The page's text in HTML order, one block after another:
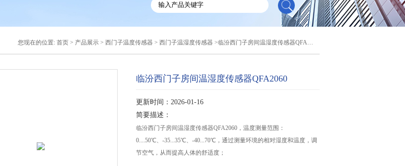
您现在的位置: 首页 > 产品展示 > 西门子温度传感器 > 西门子温湿度传感器 >临汾西门子房间温湿度传感器QFA2060
临汾西门子房间温湿度传感器QFA2060
更新时间：2026-01-16
简要描述：
临汾西门子房间温湿度传感器QFA2060，温度测量范围：
0....50℃、-35...35℃、-40...70℃，通过测量环境的相对湿度和温度，调
节空气，从而提高人体的舒适度；